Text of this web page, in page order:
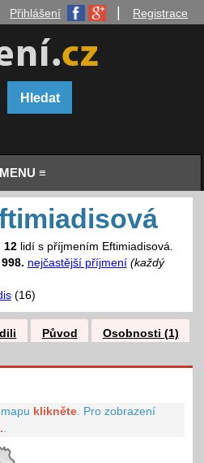
Přihlášení Registrace
MENU ≡
12lidí s příjmením Eftimiadisová.
nejčastější příjmení (každý
(16)
Původ
Osobnosti (1)
klikněte Pro zobrazení